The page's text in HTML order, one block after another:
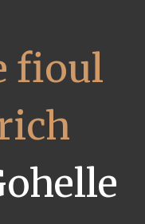
fioul